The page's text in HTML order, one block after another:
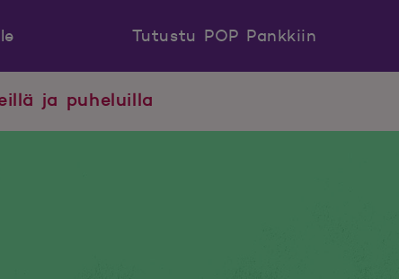
Tutustu POP Pankkiin
ja puheluilla